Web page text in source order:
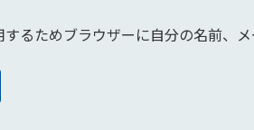
るためブラウザーに自分の名前、